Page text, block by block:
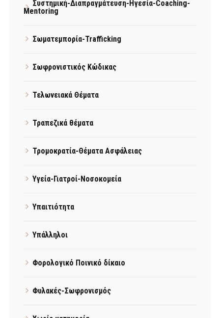
Συστημική-Διαπραγμάτευση-Ηγεσία-Coaching-
Mentoring
Σωματεμπορία-Trafficking
Σωφρονιστικός Κώδικας
Τελωνειακά Θέματα
Τραπεζικά θέματα
Τρομοκρατία-Θέματα Ασφάλειας
Υγεία-Γιατροί-Νοσοκομεία
Υπαιτιότητα
Υπάλληλοι
Φορολογικό Ποινικό δίκαιο
Φυλακές-Σωφρονισμός